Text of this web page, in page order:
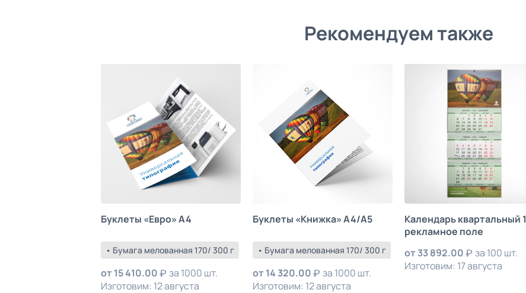
Рекомендуем также
Буклеты «Евро» А4
• Бумага мелованная 170/ 300 г
от 15 410.00
за 1000 шт.
Изготовим: 12 августа
Буклеты «Книжка» А4/А5
• Бумага мелованная 170/ 300 г
от 14 320.00
за 1000 шт.
Изготовим: 12 августа
Календарь квартальный 1
рекламное поле
от 33 892.00
за 100 шт.
Изготовим: 17 августа